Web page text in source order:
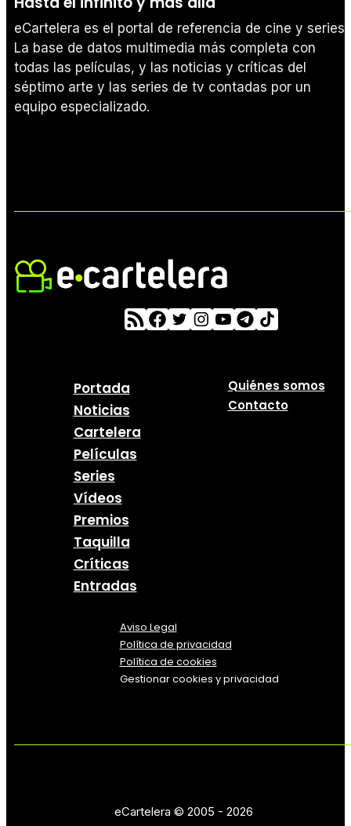
eCartelera es el portal de referencia de cine y series.
La base de datos multimedia más completa con
todas las películas, y las noticias y críticas del
séptimo arte y las series de tv contadas por un
equipo especializado.
Portada
Noticias
Cartelera
Películas
Series
Vídeos
Premios
Taquilla
Críticas
Entradas
Quiénes somos
Contacto
Aviso Legal
Política de privacidad
Política de cookies
Gestionar cookies y privacidad
eCartelera © 2005 - 2026